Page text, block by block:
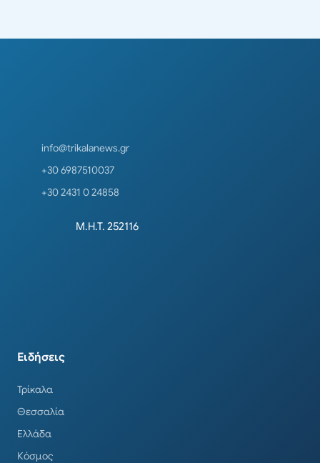
info@trikalanews.gr
+30 6987510037
+30 2431 0 24858
Μ.Η.Τ. 252116
Ειδήσεις
Τρίκαλα
Θεσσαλία
Ελλάδα
Κόσμος